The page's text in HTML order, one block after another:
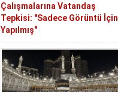
Çalışmalarına Vatandaş
Tepkisi: "Sadece Görüntü İçin
Yapılmış"